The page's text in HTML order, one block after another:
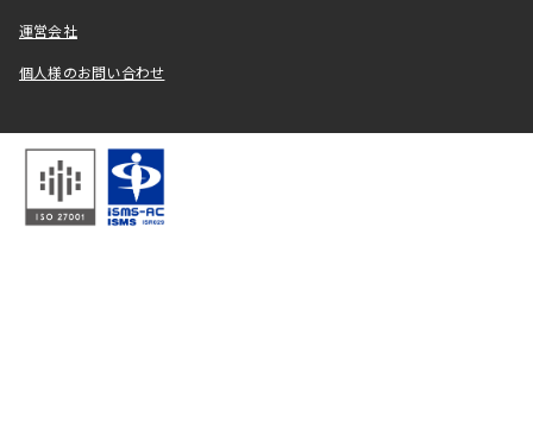
運営会社
個人様のお問い合わせ